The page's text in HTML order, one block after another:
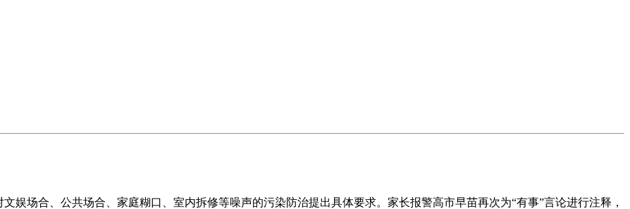
场合、公共场合、家庭糊口、室内拆修等噪声的污染防治提出具体要求。家长报警高市早苗再次为“有事”言论进行注释，